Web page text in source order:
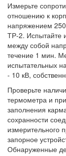
Измерьте
отношению к
напряжением
ТР-2. Испытайте
между собой
течение 1 мин.
испытательных
- 10 кВ,
Проверьте
термометра и
заполнения
сохранности
измерительного
запорное
Обнаруженные